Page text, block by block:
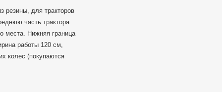
резины, для тракторов
часть трактора
места. Нижняя граница
работы 120 см,
колес (покупаются